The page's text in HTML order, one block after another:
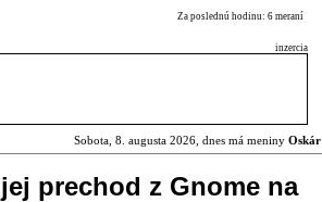
Za poslednú hodinu: 6 meraní
inzercia
Sobota, 8. augusta 2026, dnes má meniny Oskár
prechod z Gnome na